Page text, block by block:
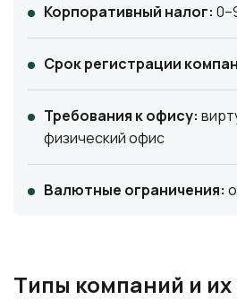
страны Персидского залива.
Корпоративный налог:
Срок регистрации
Требования к офису:
физический офис
Валютные ограничения:
Типы компаний и